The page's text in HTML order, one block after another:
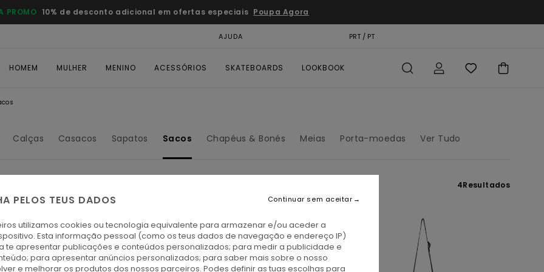
PROMO 10% de desconto adicional em ofertas especiais Poupa Agora
AJUDA PRT / PT
HOMEM MULHER MENINO ACESSÓRIOS SKATEBOARDS LOOKBOOK
Calças Casacos Sapatos Sacos Chapéus & Bonés Meias Porta-moedas Ver Tudo
4Resultados
PELOS TEUS DADOS
utilizamos cookies ou tecnologia equivalente para armazenar e/ou aceder a
Esta informação pessoal (como os teus dados de navegação e endereço IP)
te apresentar publicações e conteúdos personalizados; para medir a publicidade e
para apresentar anúncios personalizados; para saber mais sobre o nosso
e melhorar os produtos dos nossos parceiros. Podes definir as tuas escolhas para
Continuar sem aceitar